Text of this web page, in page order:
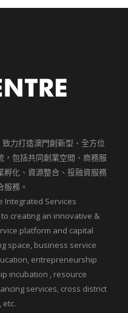
力打造澳門創新型、全方位
，包括共同創業空間、商務服
化、資源整合、投融資服務
服務。
Integrated Services
creating an innovative &
platform and capital
space, business service
entrepreneurship
incubation , resource
services, cross district
etc.